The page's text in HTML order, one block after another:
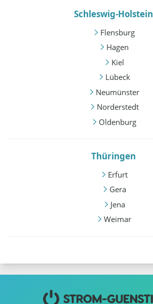
Schleswig-Holstein
Flensburg
Hagen
Kiel
Lübeck
Neumünster
Norderstedt
Oldenburg
Thüringen
Erfurt
Gera
Jena
Weimar